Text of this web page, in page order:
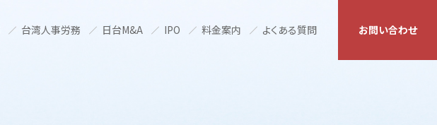
台湾人事労務 日台M&A IPO 料金案内 よくある質問 お問い合わせ